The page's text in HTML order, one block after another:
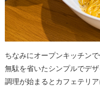
ちなみにオープンキッチン
無駄を省いたシンプルでデザ
調理が始まるとカフェテリ